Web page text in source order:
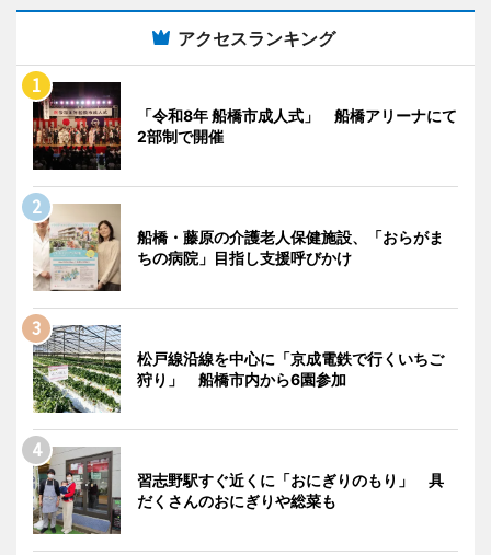
アクセスランキング
「令和8年 船橋市成人式」 船橋アリーナにて
2部制で開催
船橋・藤原の介護老人保健施設、「おらがま
ちの病院」目指し支援呼びかけ
松戸線沿線を中心に「京成電鉄で行くいちご
狩り」 船橋市内から6園参加
習志野駅すぐ近くに「おにぎりのもり」 具
だくさんのおにぎりや総菜も